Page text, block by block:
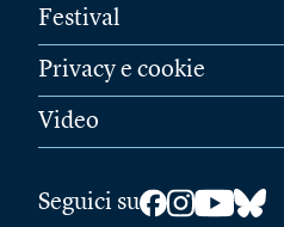
Festival
Privacy e cookie
Video
Seguici su